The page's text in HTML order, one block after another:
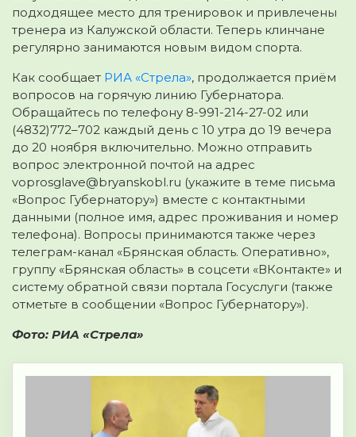
подходящее место для тренировок и привлечены
тренера из Калужской области. Теперь клинчане
регулярно занимаются новым видом спорта. ​​​​
Как сообщает РИА «Стрела», продолжается приём
вопросов на горячую линию Губернатора.
Обращайтесь по телефону 8-991-214-27-02 или
(4832)772–702 каждый день с 10 утра до 19 вечера
до 20 ноября включительно. Можно отправить
вопрос электронной почтой на адрес
voprosglave@bryanskobl.ru (укажите в теме письма
«Вопрос Губернатору») вместе с контактными
данными (полное имя, адрес проживания и номер
телефона). Вопросы принимаются также через
телеграм-канал «Брянская область. Оперативно»,
группу «Брянская область» в соцсети «ВКонтакте» и
систему обратной связи портала Госуслуги (также
отметьте в сообщении «Вопрос Губернатору»).
Фото: РИА «Стрела»